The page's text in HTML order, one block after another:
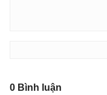
0 Bình luận